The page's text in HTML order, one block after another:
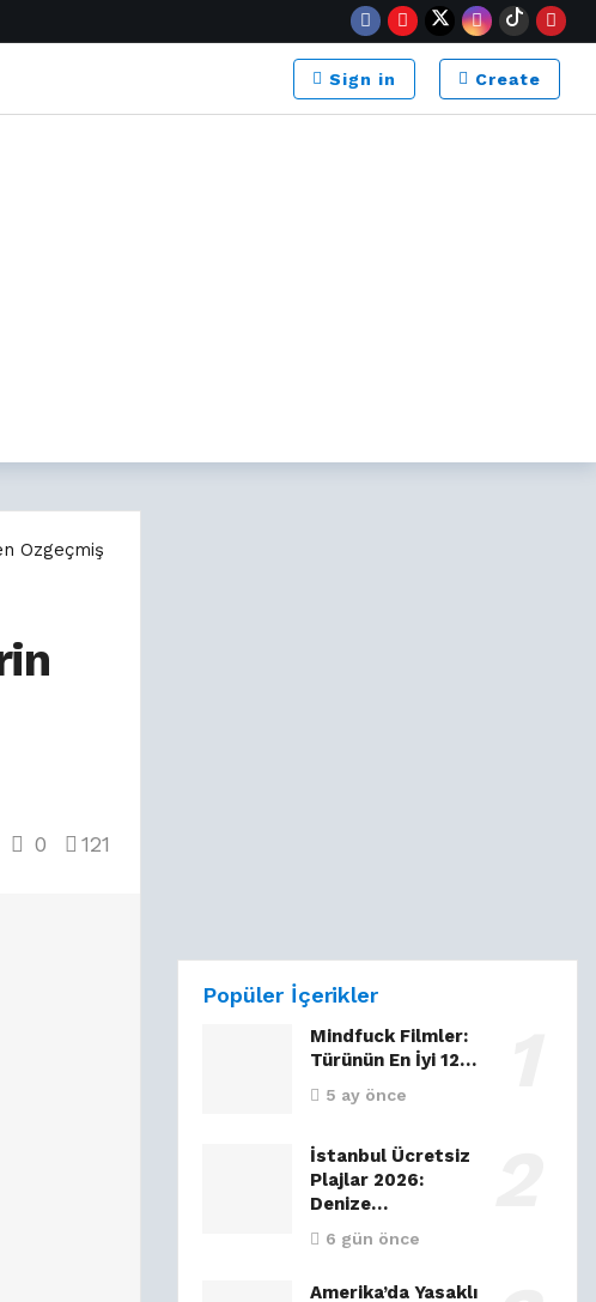
Sign in Create
Nasıl Yazılır?
0 121
Popüler İçerikler
Mindfuck Filmler:
Türünün En İyi 12…
5 ay önce
İstanbul Ücretsiz
Plajlar 2026:
Denize…
6 gün önce
Amerika’da Yasaklı